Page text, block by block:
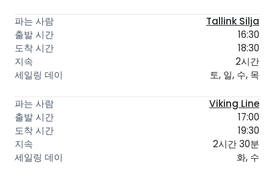
Tallink Silja
16:30
18:30
2시간
토, 일, 수, 목
Viking Line
17:00
19:30
2시간 30분
화, 수